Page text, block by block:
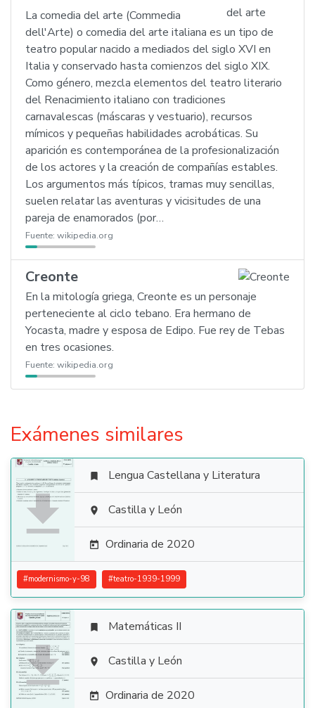
La comedia del arte (Commedia
dell'Arte) o comedia del arte italiana es un tipo de
teatro popular nacido a mediados del siglo XVI en
Italia y conservado hasta comienzos del siglo XIX.
Como género, mezcla elementos del teatro literario
del Renacimiento italiano con tradiciones
carnavalescas (máscaras y vestuario), recursos
mímicos y pequeñas habilidades acrobáticas. Su
aparición es contemporánea de la profesionalización
de los actores y la creación de compañías estables.
Los argumentos más típicos, tramas muy sencillas,
suelen relatar las aventuras y vicisitudes de una
pareja de enamorados (por…
Fuente: wikipedia.org
Creonte
En la mitología griega, Creonte es un personaje
perteneciente al ciclo tebano. Era hermano de
Yocasta, madre y esposa de Edipo. Fue rey de Tebas
en tres ocasiones.
Fuente: wikipedia.org
Exámenes similares

 Lengua Castellana y Literatura
 Castilla y León
 Ordinaria de 2020
#modernismo-y-98 #teatro-1939-1999

 Matemáticas II
 Castilla y León
 Ordinaria de 2020